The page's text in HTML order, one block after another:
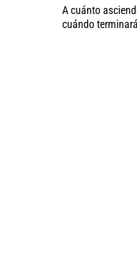
A cuánto
cuándo terminará